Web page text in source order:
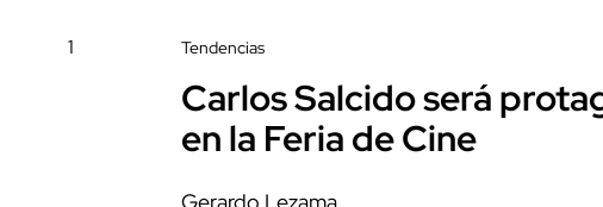
1 Tendencias
Carlos Salcido será
en la Feria de Cine